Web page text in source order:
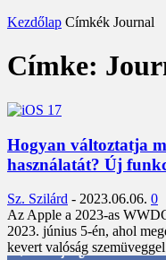
Kezdőlap Címkék Journal
Címke:
Hogyan változtatja
használatát? Új
Sz. Szilárd - 2023.06.06. 0
Az Apple a 2023-as
2023. június 5-én, ahol
kevert valóság
3,452
Rajongók